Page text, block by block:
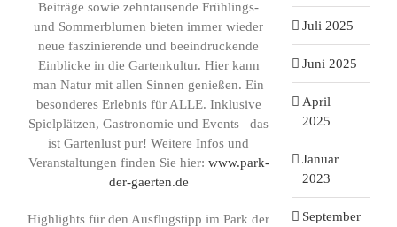
Beiträge sowie zehntausende Frühlings-
und Sommerblumen bieten immer wieder
neue faszinierende und beeindruckende
Einblicke in die Gartenkultur. Hier kann
man Natur mit allen Sinnen genießen. Ein
besonderes Erlebnis für ALLE. Inklusive
Spielplätzen, Gastronomie und Events– das
ist Gartenlust pur! Weitere Infos und
Veranstaltungen finden Sie hier: www.park-
der-gaerten.de
Highlights für den Ausflugstipp im Park der
Juli 2025
Juni 2025
April
2025
Januar
2023
September